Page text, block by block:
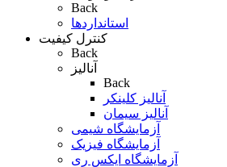
Back
استانداردها
کنترل کیفیت
Back
آنالیز
Back
آنالیز کلینکر
آنالیز سیمان
آزمایشگاه شیمی
آزمایشگاه فیزیک
آزمایشگاه ایکس ری